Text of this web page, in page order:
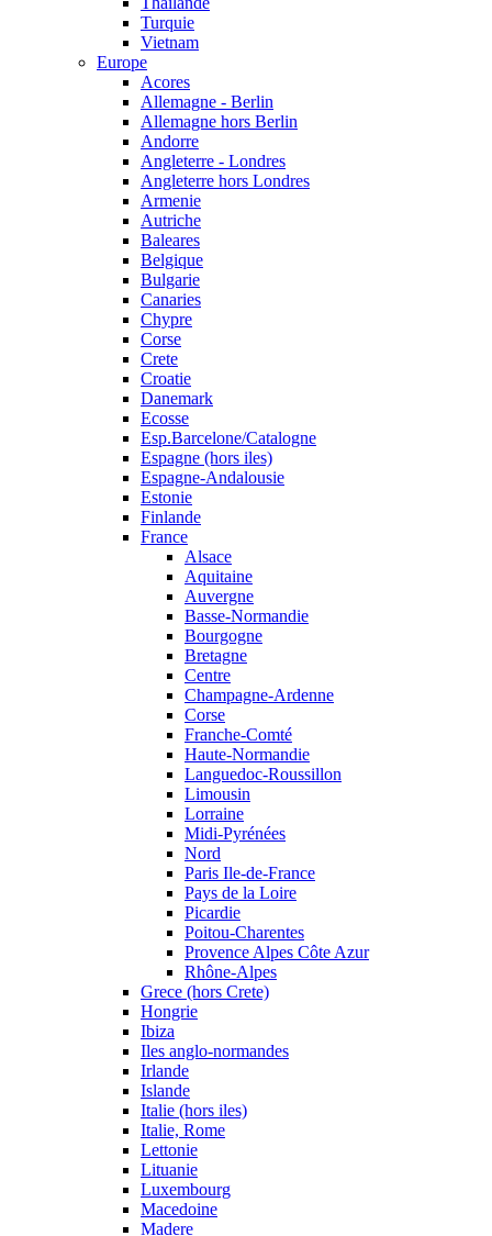
Turquie
Vietnam
Europe
Acores
Allemagne - Berlin
Allemagne hors Berlin
Andorre
Angleterre - Londres
Angleterre hors Londres
Armenie
Autriche
Baleares
Belgique
Bulgarie
Canaries
Chypre
Corse
Crete
Croatie
Danemark
Ecosse
Esp.Barcelone/Catalogne
Espagne (hors iles)
Espagne-Andalousie
Estonie
Finlande
France
Alsace
Aquitaine
Auvergne
Basse-Normandie
Bourgogne
Bretagne
Centre
Champagne-Ardenne
Corse
Franche-Comté
Haute-Normandie
Languedoc-Roussillon
Limousin
Lorraine
Midi-Pyrénées
Nord
Paris Ile-de-France
Pays de la Loire
Picardie
Poitou-Charentes
Provence Alpes Côte Azur
Rhône-Alpes
Grece (hors Crete)
Hongrie
Ibiza
Iles anglo-normandes
Irlande
Islande
Italie (hors iles)
Italie, Rome
Lettonie
Lituanie
Luxembourg
Macedoine
Madere